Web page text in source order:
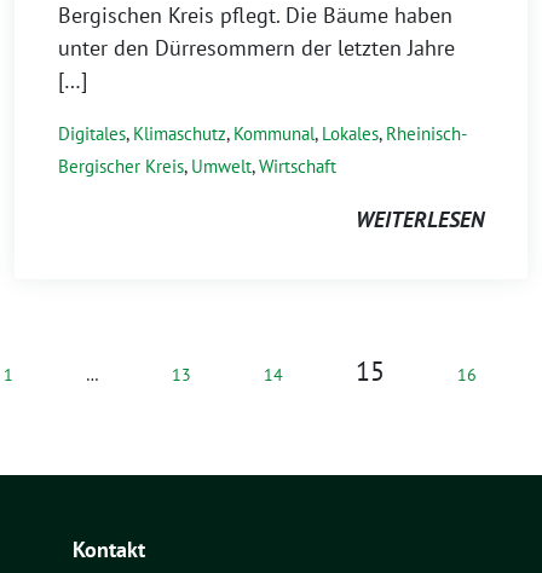
Bergischen Kreis pflegt. Die Bäume haben
unter den Dürresommern der letzten Jahre
[…]
Digitales, Klimaschutz, Kommunal, Lokales, Rheinisch-
Bergischer Kreis, Umwelt,Wirtschaft
WEITERLESEN
1 … 13 14 15 16
Kontakt